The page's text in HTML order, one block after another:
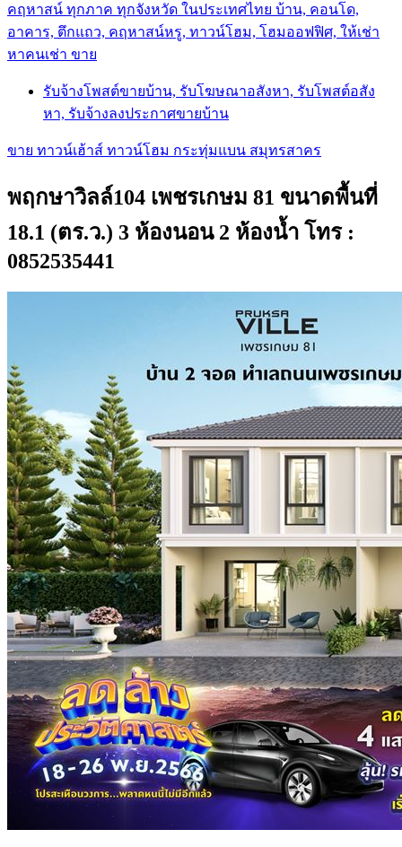
คฤหาสน์ ทุกภาค ทุกจังหวัด ในประเทศไทย บ้าน, คอนโด,
อาคาร, ตึกแถว, คฤหาสน์หรู, ทาวน์โฮม, โฮมออฟฟิศ, ให้เช่า
หาคนเช่า ขาย
รับจ้างโพสต์ขายบ้าน, รับโฆษณาอสังหา, รับโพสต์อสัง
หา, รับจ้างลงประกาศขายบ้าน
ขาย ทาวน์เฮ้าส์ ทาวน์โฮม กระทุ่มแบน สมุทรสาคร
พฤกษาวิลล์104 เพชรเกษม 81 ขนาดพื้นที่
18.1 (ตร.ว.) 3 ห้องนอน 2 ห้องน้ำ โทร :
0852535441